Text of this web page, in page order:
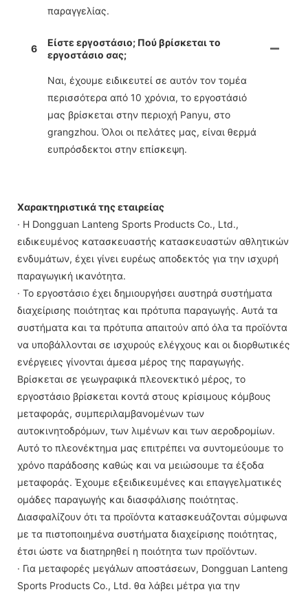
παραγγελίας.
6
Είστε εργοστάσιο; Πού βρίσκεται το
εργοστάσιο σας;
Ναι, έχουμε ειδικευτεί σε αυτόν τον τομέα
περισσότερα από 10 χρόνια, το εργοστάσιό
μας βρίσκεται στην περιοχή Panyu, στο
grangzhou. Όλοι οι πελάτες μας, είναι θερμά
ευπρόσδεκτοι στην επίσκεψη.
Χαρακτηριστικά της εταιρείας
· Η Dongguan Lanteng Sports Products Co., Ltd.,
ειδικευμένος κατασκευαστής κατασκευαστών αθλητικών
ενδυμάτων, έχει γίνει ευρέως αποδεκτός για την ισχυρή
παραγωγική ικανότητα.
· Το εργοστάσιο έχει δημιουργήσει αυστηρά συστήματα
διαχείρισης ποιότητας και πρότυπα παραγωγής. Αυτά τα
συστήματα και τα πρότυπα απαιτούν από όλα τα προϊόντα
να υποβάλλονται σε ισχυρούς ελέγχους και οι διορθωτικές
ενέργειες γίνονται άμεσα μέρος της παραγωγής.
Βρίσκεται σε γεωγραφικά πλεονεκτικό μέρος, το
εργοστάσιο βρίσκεται κοντά στους κρίσιμους κόμβους
μεταφοράς, συμπεριλαμβανομένων των
αυτοκινητοδρόμων, των λιμένων και των αεροδρομίων.
Αυτό το πλεονέκτημα μας επιτρέπει να συντομεύουμε το
χρόνο παράδοσης καθώς και να μειώσουμε τα έξοδα
μεταφοράς. Έχουμε εξειδικευμένες και επαγγελματικές
ομάδες παραγωγής και διασφάλισης ποιότητας.
Διασφαλίζουν ότι τα προϊόντα κατασκευάζονται σύμφωνα
με τα πιστοποιημένα συστήματα διαχείρισης ποιότητας,
έτσι ώστε να διατηρηθεί η ποιότητα των προϊόντων.
· Για μεταφορές μεγάλων αποστάσεων, Dongguan Lanteng
Sports Products Co., Ltd. θα λάβει μέτρα για την